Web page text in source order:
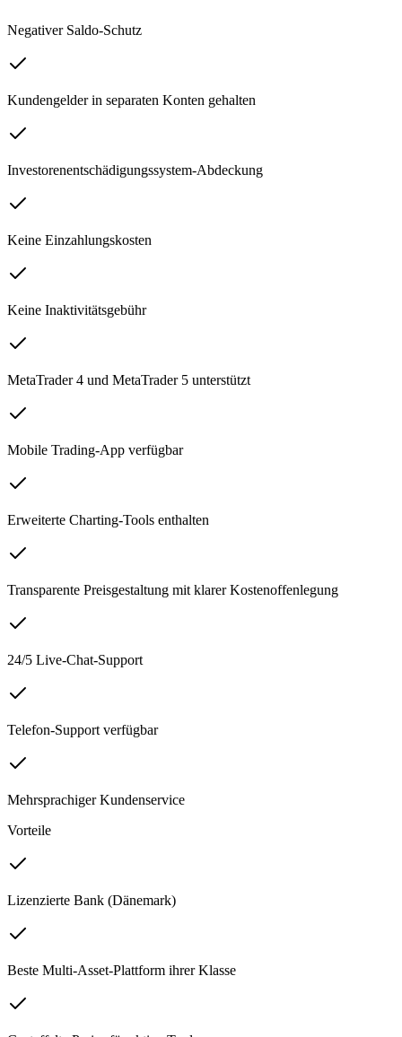
Negativer Saldo-Schutz
Kundengelder in separaten Konten gehalten
Investorenentschädigungssystem-Abdeckung
Keine Einzahlungskosten
Keine Inaktivitätsgebühr
MetaTrader 4 und MetaTrader 5 unterstützt
Mobile Trading-App verfügbar
Erweiterte Charting-Tools enthalten
Transparente Preisgestaltung mit klarer Kostenoffenlegung
24/5 Live-Chat-Support
Telefon-Support verfügbar
Mehrsprachiger Kundenservice
Vorteile
Lizenzierte Bank (Dänemark)
Beste Multi-Asset-Plattform ihrer Klasse